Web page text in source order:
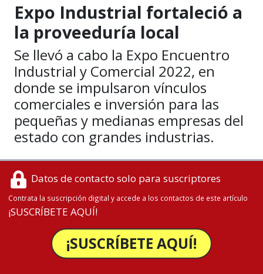
Expo Industrial fortaleció a
la proveeduría local
Se llevó a cabo la Expo Encuentro
Industrial y Comercial 2022, en
donde se impulsaron vínculos
comerciales e inversión para las
pequeñas y medianas empresas del
estado con grandes industrias.
Datos de contacto solo para suscriptores
Contrata la suscripción digital y accede a los contactos de este artículo
¡SUSCRÍBETE AQUÍ!
¡SUSCRÍBETE AQUÍ!